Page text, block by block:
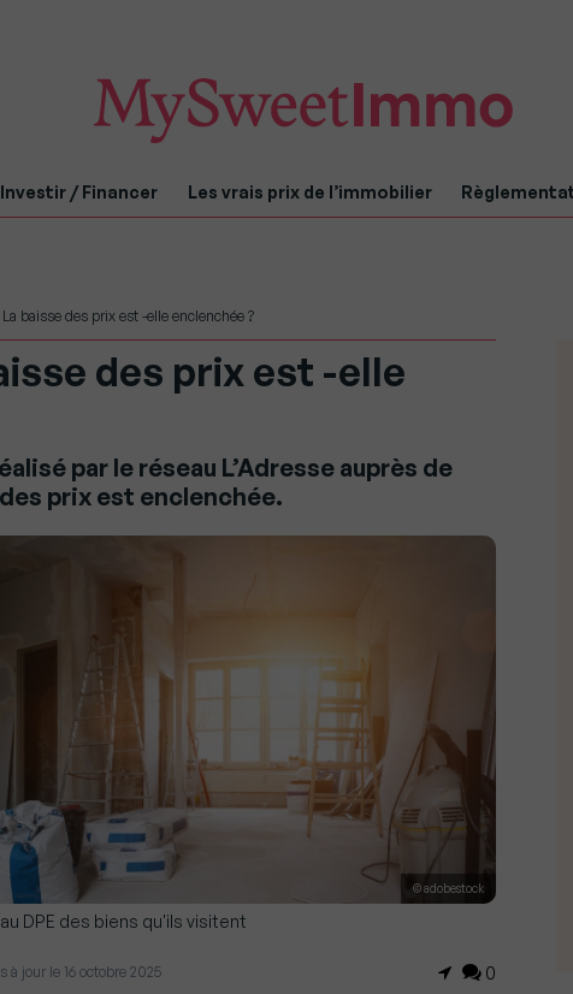
Investir / Financer Les vrais prix de l’immobilier
baisse des prix est -elle enclenchée ?
des prix est -elle
par le réseau L’Adresse auprès de
prix est enclenchée.
© adobestock
DPE des biens qu'ils visitent
à jour le 16 octobre 2025 0